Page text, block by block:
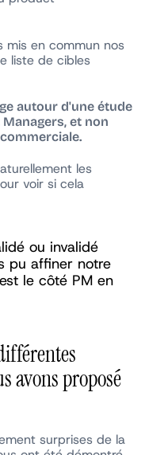
mis en commun nos
liste de cibles
autour d'une étude
et non
les
voir si cela
ou invalidé
pu affiner notre
le côté PM en
avons proposé
surprises de la